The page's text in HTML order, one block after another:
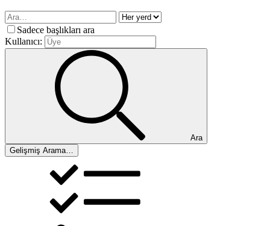
Sadece başlıkları ara
Kullanıcı:
Ara
Gelişmiş Arama…